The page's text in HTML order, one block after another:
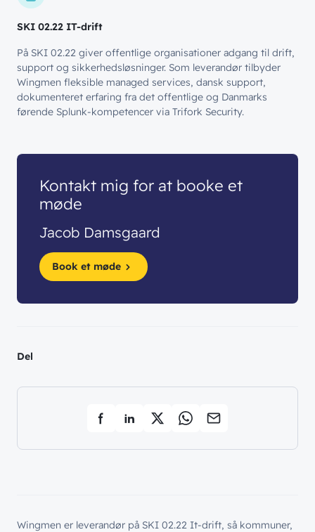
SKI 02.22 IT-drift
På SKI 02.22 giver offentlige organisationer adgang til drift,
support og sikkerhedsløsninger. Som leverandør tilbyder
Wingmen fleksible managed services, dansk support,
dokumenteret erfaring fra det offentlige og Danmarks
førende Splunk-kompetencer via Trifork Security.
Kontakt mig for at booke et
møde
Jacob Damsgaard
Book et møde
Del
Wingmen er leverandør på SKI 02.22 It-drift, så kommuner,